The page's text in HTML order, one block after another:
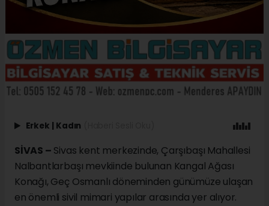
Erkek Kadın
SİVAS – Sivas kent merkezinde, Çarşıbaşı Mahallesi
Nalbantlarbaşı mevkiinde bulunan Kangal Ağası
Konağı, Geç Osmanlı döneminden günümüze ulaşan
en önemli sivil mimari yapılar arasında yer alıyor.